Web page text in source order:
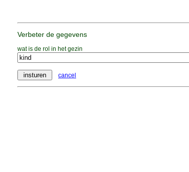
Verbeter de gegevens
wat is de rol in het gezin
cancel